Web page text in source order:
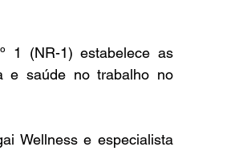
e saúde no trabalho no
Wellness e especialista